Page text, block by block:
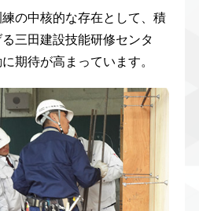
の中核的な存在として、積
三田建設技能研修センタ
期待が高まっています。